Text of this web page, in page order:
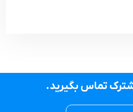
تماس بگیرید.